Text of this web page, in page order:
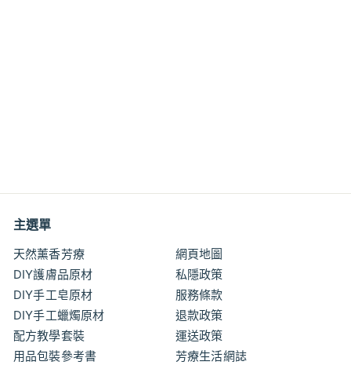
0
主選單
天然薰香芳療
DIY護膚品原材
DIY手工皂原材
DIY手工蠟燭原材
配方教學套裝
用品包裝參考書
網頁地圖
私隱政策
服務條款
退款政策
運送政策
芳療生活網誌